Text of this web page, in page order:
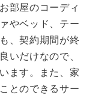
部屋のコーディ
やベッド、テー
、契約期間が終
いだけなので、
ます。また、家
とのできるサー